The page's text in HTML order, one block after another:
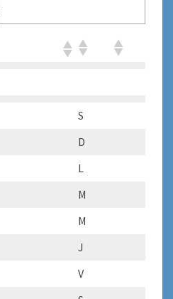
S
D
L
M
M
J
V